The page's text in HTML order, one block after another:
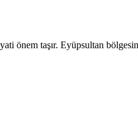
önem taşır. Eyüpsultan